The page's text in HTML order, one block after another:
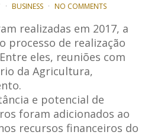
BUSINESS NO COMMENTS
realizadas em 2017, a
processo de realização
eles, reuniões com
da Agricultura,
e potencial de
foram adicionados ao
recursos financeiros do